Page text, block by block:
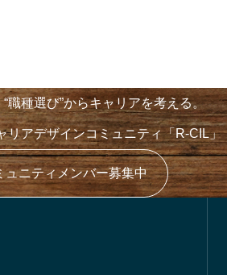
職種選び”からキャリアを考える。
リアデザインコミュニティ「R-CIL」
ュニティメンバー募集中